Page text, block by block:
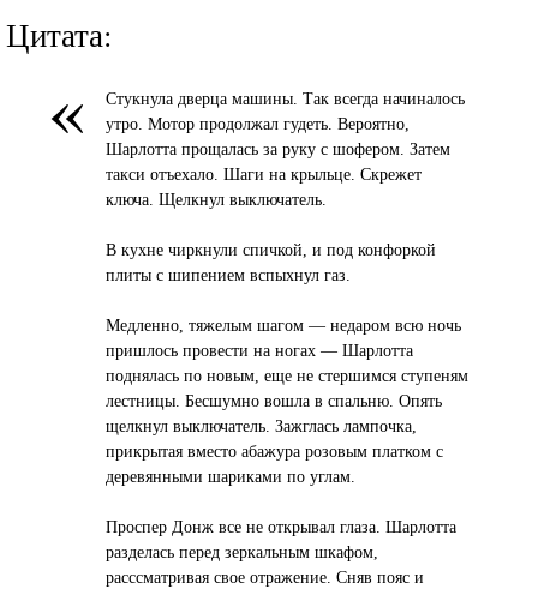
Цитата:
«
Стукнула дверца машины. Так всегда начиналось
утро. Мотор продолжал гудеть. Вероятно,
Шарлотта прощалась за руку с шофером. Затем
такси отъехало. Шаги на крыльце. Скрежет
ключа. Щелкнул выключатель.
В кухне чиркнули спичкой, и под конфоркой
плиты с шипением вспыхнул газ.
Медленно, тяжелым шагом — недаром всю ночь
пришлось провести на ногах — Шарлотта
поднялась по новым, еще не стершимся ступеням
лестницы. Бесшумно вошла в спальню. Опять
щелкнул выключатель. Зажглась лампочка,
прикрытая вместо абажура розовым платком с
деревянными шариками по углам.
Проспер Донж все не открывал глаза. Шарлотта
разделась перед зеркальным шкафом,
расссматривая свое отражение. Сняв пояс и